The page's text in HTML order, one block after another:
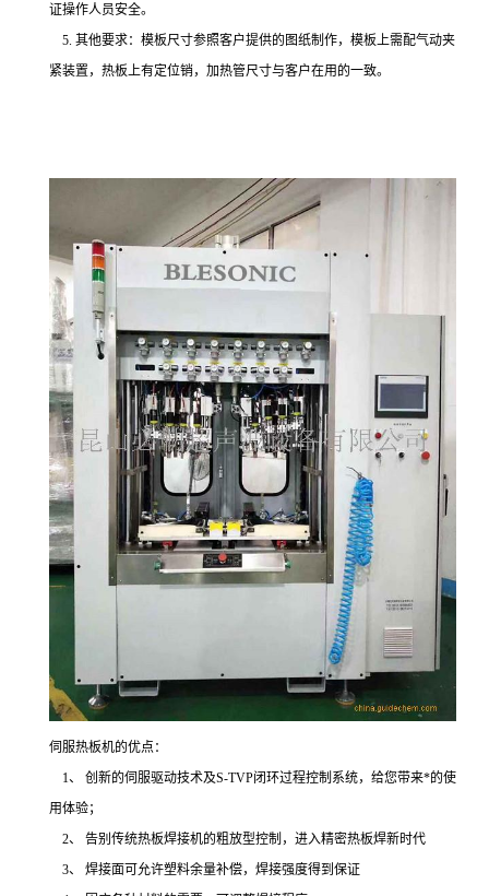
证操作人员安全。
5. 其他要求：模板尺寸参照客户提供的图纸制作，模板上需配气动夹
紧装置，热板上有定位销，加热管尺寸与客户在用的一致。
伺服热板机的优点：
1、 创新的伺服驱动技术及S-TVP闭环过程控制系统，给您带来*的使
用体验；
2、 告别传统热板焊接机的粗放型控制，进入精密热板焊新时代
3、 焊接面可允许塑料余量补偿，焊接强度得到保证